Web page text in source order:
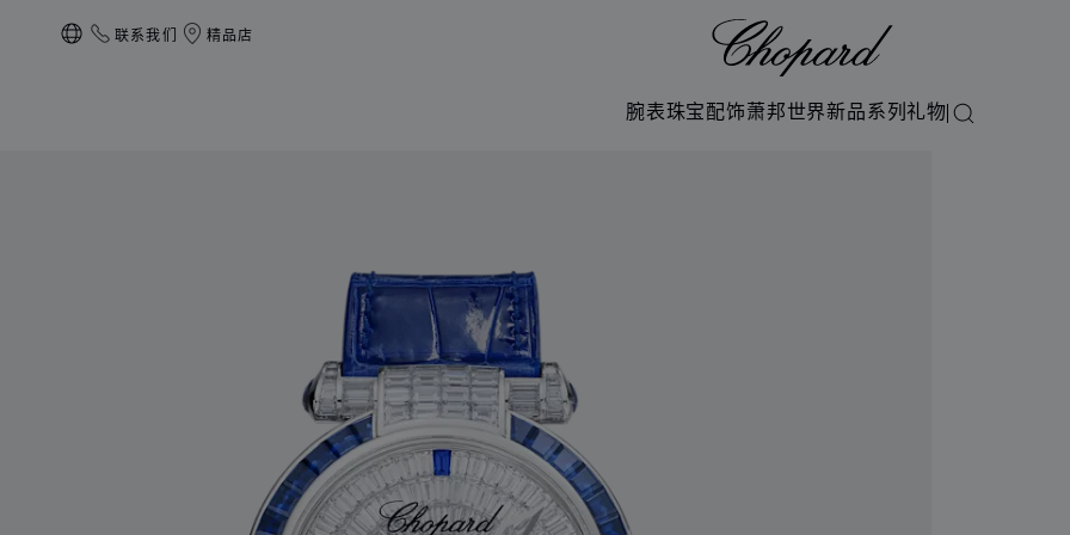
本地化（更改国家/地区）
联系我们 精品店
腕表珠宝配饰萧邦世界新品系列礼物搜索